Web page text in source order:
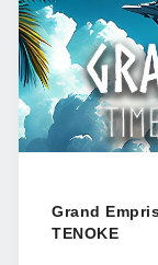
Grand
TENOKE